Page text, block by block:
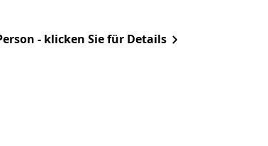
- klicken Sie für Details